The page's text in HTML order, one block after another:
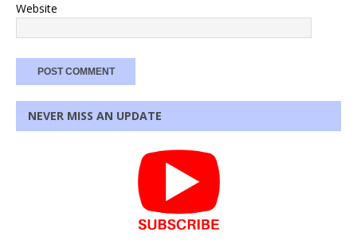
Website
NEVER MISS AN UPDATE